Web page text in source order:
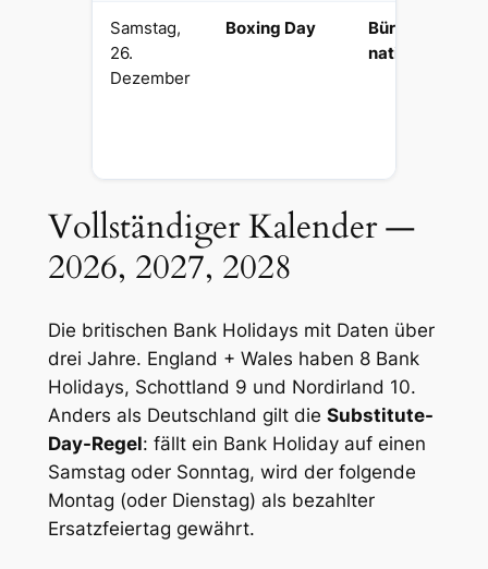
Samstag,
26.
Dezember
Boxing Day
Bürgerlich
national
Vollständiger Kalender —
2026, 2027, 2028
Die britischen Bank Holidays mit Daten über
drei Jahre. England + Wales haben 8 Bank
Holidays, Schottland 9 und Nordirland 10.
Anders als Deutschland gilt die Substitute-
Day-Regel: fällt ein Bank Holiday auf einen
Samstag oder Sonntag, wird der folgende
Montag (oder Dienstag) als bezahlter
Ersatzfeiertag gewährt.